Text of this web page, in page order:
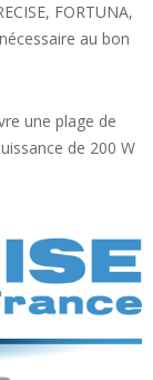
FORTUNA,
au bon
une plage de
de 200 W